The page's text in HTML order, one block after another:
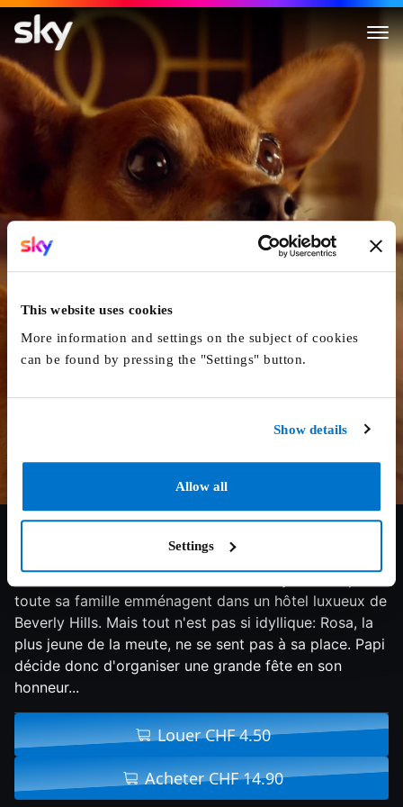
This website uses cookies
More information and settings on the subject of cookies
can be found by pressing the "Settings" button.
Show details
Allow all
Settings
Le Chihuahua De Beverly
6.3/10 2012 88 min Comédie
La comédie canine la plus délirante revient avec un
troisième volet du Chihuahua de Beverly Hills. Papi et
toute sa famille emménagent dans un hôtel luxueux de
Beverly Hills. Mais tout n'est pas si idyllique: Rosa, la
plus jeune de la meute, ne se sent pas à sa place. Papi
décide donc d'organiser une grande fête en son
honneur...
Louer CHF 4.50
Acheter CHF 14.90